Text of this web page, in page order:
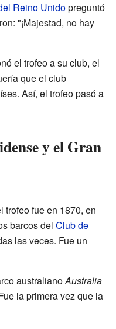
Reino Unidopreguntó
"¡Majestad, no hay
el trofeo a su club, el
que el club
Así, el trofeo pasó a
y el Gran
trofeo fue en 1870, en
barcos del Club de
las veces. Fue un
australianoAustralia
la primera vez que la